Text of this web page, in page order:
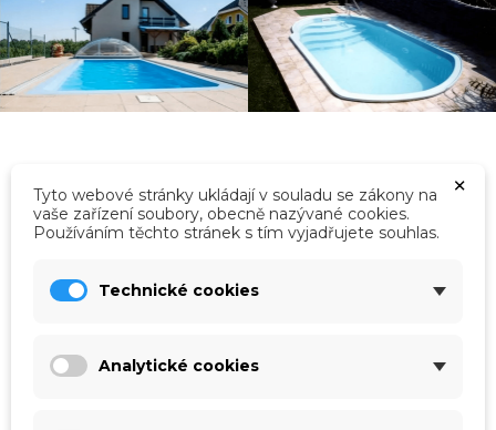
Kategorie
×
Tyto webové stránky ukládají v souladu se zákony na
vaše zařízení soubory, obecně nazývané cookies.
Používáním těchto stránek s tím vyjadřujete souhlas.
Technické cookies
Analytické cookies